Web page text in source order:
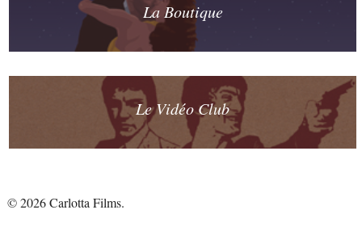
La Boutique
Le Vidéo Club
© 2026 Carlotta Films.